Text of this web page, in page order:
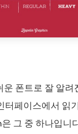
폰트로 잘 알려
터페이스에서 읽
그 중 하나입니